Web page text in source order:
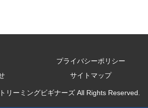
プライバシーポリシー
サイトマップ
リーミングビギナーズ All Rights Reserved.